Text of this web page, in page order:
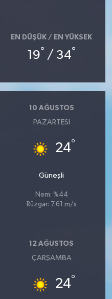
EN DÜŞÜK / EN YÜKSEK
19° / 34°
10 AĞUSTOS
PAZARTESI
24°
Güneşli
Nem: %44
Rüzgar: 7.61 m/s
12 AĞUSTOS
ÇARŞAMBA
24°